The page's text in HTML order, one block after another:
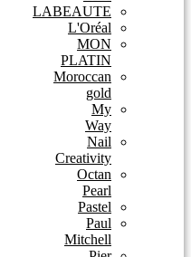
LABEAUTE
L'Oréal
MON
PLATIN
Moroccan
gold
My
Way
Nail
Creativity
Octan
Pearl
Pastel
Paul
Mitchell